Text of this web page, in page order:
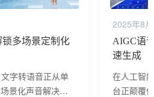
多场景定制化
字转语音正从单
景化声音解决方
2025年8
AIGC语
速生成
在人工智
台正颠覆